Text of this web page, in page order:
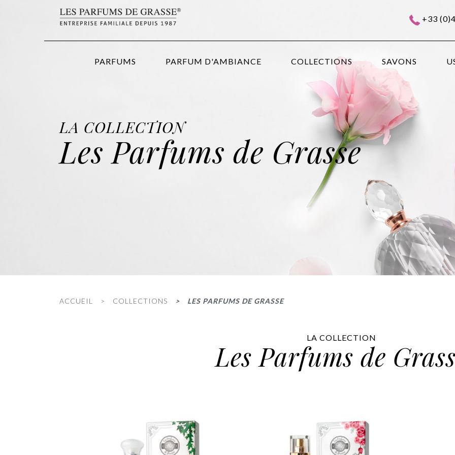
+33
PARFUMS PARFUM D'AMBIANCE COLLECTIONS SAVONS
LA COLLECTION
Les Parfums de Grasse
ACCUEIL COLLECTIONS LES PARFUMS DE GRASSE
LA COLLECTION
Les Parfums de